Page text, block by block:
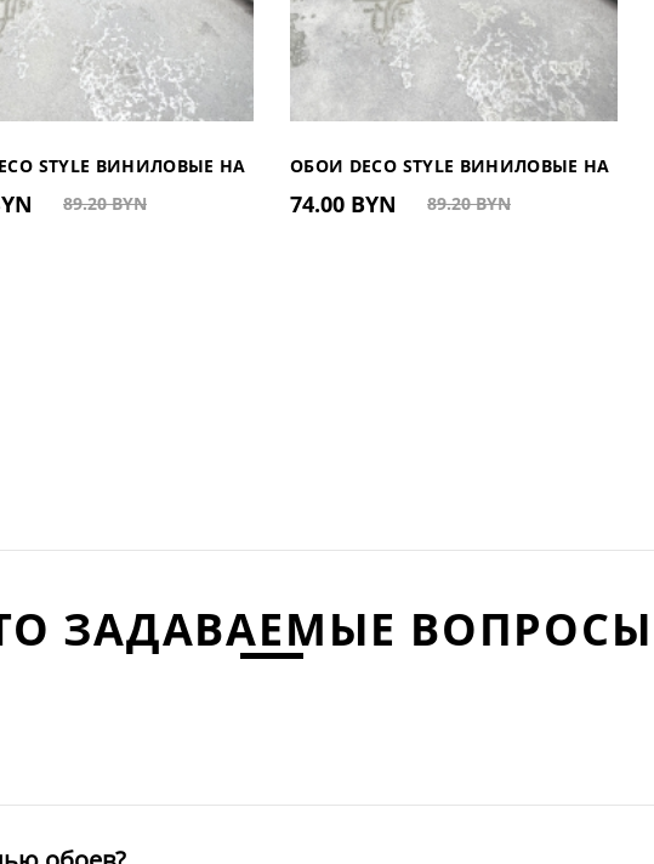
STYLE ВИНИЛОВЫЕ НА
ОСНОВЕ LL090602
89.20 BYN
ОБОИ DECO STYLE ВИНИЛОВЫЕ НА
ФЛИЗЕЛИНОВОЙ ОСНОВЕ LL090603
74.00 BYN 89.20 BYN
ЗАДАВАЕМЫЕ ВОПРОСЫ